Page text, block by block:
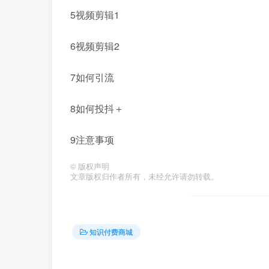
5视频剪辑1
6视频剪辑2
7如何引流
8如何投抖＋
9注意事项
© 版权声明
文章版权归作者所有，未经允许请勿转载。
知识付费商城